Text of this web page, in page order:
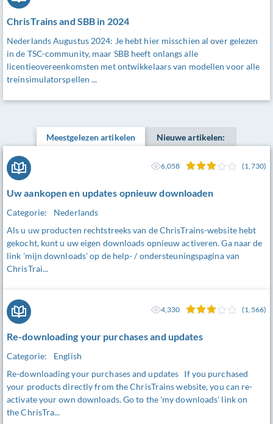
ChrisTrains and SBB in 2024
Nederlands Augustus 2024: Je hebt hier misschien al over gelezen
in de TSC-community, maar SBB heeft onlangs alle
licentieovereenkomsten met ontwikkelaars van modellen voor alle
treinsimulatorspellen ...
Meestgelezen artikelen Nieuwe artikelen:
Uw aankopen en updates opnieuw downloaden
Categorie:
Nederlands
Als u uw producten rechtstreeks van de ChrisTrains-website hebt
gekocht, kunt u uw eigen downloads opnieuw activeren. Ga naar de
link 'mijn downloads' op de help- / ondersteuningspagina van
ChrisTrai...
6,058 (1,730)
Re-downloading your purchases and updates
Categorie:
English
Re-downloading your purchases and updates If you purchased
your products directly from the ChrisTrains website, you can re-
activate your own downloads. Go to the 'my downloads' link on
the ChrisTra...
4,330 (1,566)